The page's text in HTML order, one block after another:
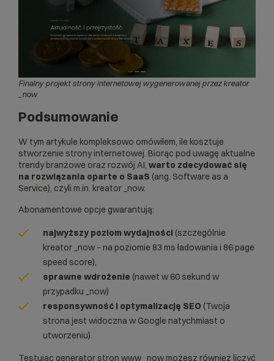
Finalny projekt strony internetowej wygenerowanej przez kreator
_now
Podsumowanie
W tym artykule kompleksowo omówiłem, ile kosztuje
stworzenie strony internetowej. Biorąc pod uwagę aktualne
trendy branżowe oraz rozwój AI, warto zdecydować się
na rozwiązania oparte o SaaS (ang. Software as a
Service), czyli m.in. kreator _now.
Abonamentowe opcje gwarantują:
najwyższy poziom wydajności (szczególnie
kreator _now – na poziomie 83 ms ładowania i 86 page
speed score),
sprawne wdrożenie (nawet w 60 sekund w
przypadku _now)
responsywność i optymalizację SEO (Twoja
strona jest widoczna w Google natychmiast o
utworzeniu).
Testując generator stron www _now możesz również liczyć